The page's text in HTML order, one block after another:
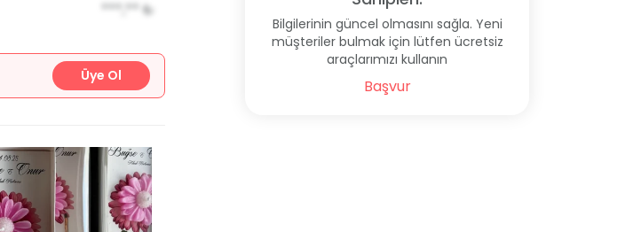
***,** ₺
Üye Ol
Bilgilerinin güncel olmasını sağla. Yeni
müşteriler bulmak için lütfen ücretsiz
araçlarımızı kullanın
Başvur